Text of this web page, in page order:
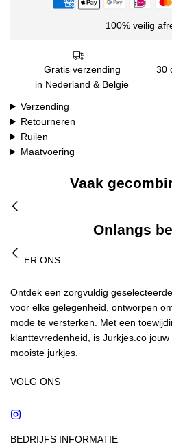
100% veilig
Gratis verzending
in Nederland & België
30
Verzending
Retourneren
Ruilen
Maatvoering
Vaak
Onlangs
OVER ONS
Ontdek een zorgvuldig
voor elke gelegenheid, ontworpen
mode te versterken. Met een
klanttevredenheid, is Jurkjes.co
mooiste jurkjes.
VOLG ONS
BEDRIJFS INFORMATIE